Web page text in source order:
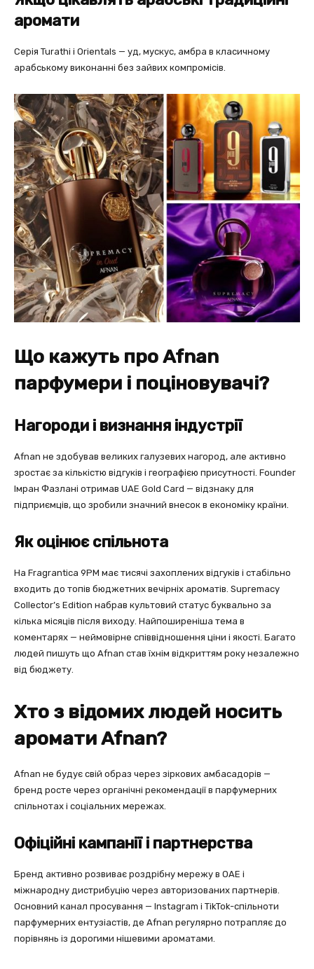
аромати
Серія Turathi і Orientals — уд, мускус, амбра в класичному
арабському виконанні без зайвих компромісів.
Що кажуть про Afnan
парфумери і поціновувачі?
Нагороди і визнання індустрії
Afnan не здобував великих галузевих нагород, але активно
зростає за кількістю відгуків і географією присутності. Founder
Імран Фазлані отримав UAE Gold Card — відзнаку для
підприємців, що зробили значний внесок в економіку країни.
Як оцінює спільнота
На Fragrantica 9PM має тисячі захоплених відгуків і стабільно
входить до топів бюджетних вечірніх ароматів. Supremacy
Collector’s Edition набрав культовий статус буквально за
кілька місяців після виходу. Найпоширеніша тема в
коментарях — неймовірне співвідношення ціни і якості. Багато
людей пишуть що Afnan став їхнім відкриттям року незалежно
від бюджету.
Хто з відомих людей носить
аромати Afnan?
Afnan не будує свій образ через зіркових амбасадорів —
бренд росте через органічні рекомендації в парфумерних
спільнотах і соціальних мережах.
Офіційні кампанії і партнерства
Бренд активно розвиває роздрібну мережу в ОАЕ і
міжнародну дистрибуцію через авторизованих партнерів.
Основний канал просування — Instagram і TikTok-спільноти
парфумерних ентузіастів, де Afnan регулярно потрапляє до
порівнянь із дорогими нішевими ароматами.